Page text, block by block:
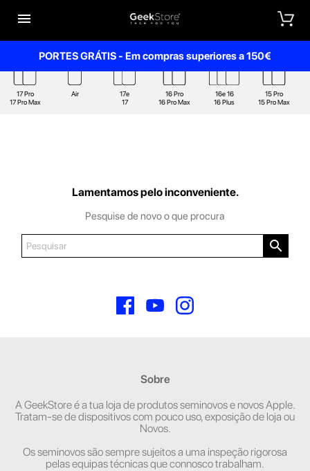

PORTES GRÁTIS - Em compras superiores a 150€
17 Pro
17 Pro Max
Air
17e
17
16 Pro
16 Pro Max
16e 16
16 Plus
15 Pro
15 Pro Max
Lamentamos pelo inconveniente.
Pesquise de novo o que procura

FacebookYouTube
Sobre
A GeekStore é a tua loja de produtos seminovos e novos Apple.
Tratam-se de dispositivos com pouco uso, exposição de loja ou
Novos.
Os seminovos são sempre sujeitos a uma inspeção rigorosa
pelas equipas técnicas que connosco trabalham.